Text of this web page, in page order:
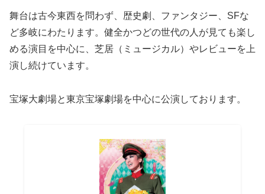
舞台は古今東西を問わず、歴史劇、ファンタジー、SFな
ど多岐にわたります。健全かつどの世代の人が見ても楽し
める演目を中心に、芝居（ミュージカル）やレビューを上
演し続けています。
宝塚大劇場と東京宝塚劇場を中心に公演しております。